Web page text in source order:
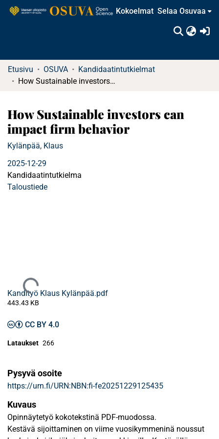
Kokoelmat Selaa Osuvaa
Etusivu OSUVA
Kandidaatintutkielmat
How Sustainable investors can impact firm behavior
How Sustainable investors can
impact firm behavior
Kylänpää, Klaus
2025-12-29
Kandidaatintutkielma
Taloustiede
Ladataan...
Kandityö Klaus Kylänpää.pdf
443.43 KB
CC BY 4.0
Lataukset 266
Pysyvä osoite
https://urn.fi/URN:NBN:fi-fe20251229125435
Kuvaus
Opinnäytetyö kokotekstinä PDF-muodossa.
Kestävä sijoittaminen on viime vuosikymmeninä noussut